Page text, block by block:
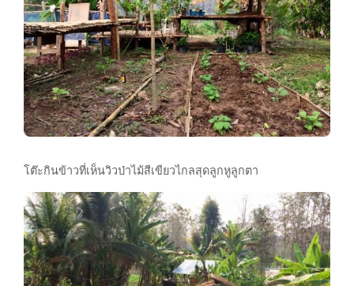
โต๊ะกินข้าวที่เห็นวิวป่าไม้สีเขียวไกลสุดลูกหูลูกตา